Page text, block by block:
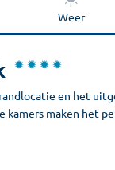
Weer
en het
kamers maken het